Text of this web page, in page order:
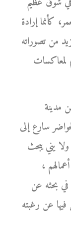
كأنما إرادة
من تصوراته
لمعاكسات
مدينة
سارع إلى
يني يبحث
،
في بحثه عن
فيها عن رغبته